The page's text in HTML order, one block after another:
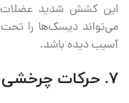
این کشش شدید عضلات
می‌تواند دیسک‌ها را تحت
آسیب دیده باشد.
7. حرکات چرخشی